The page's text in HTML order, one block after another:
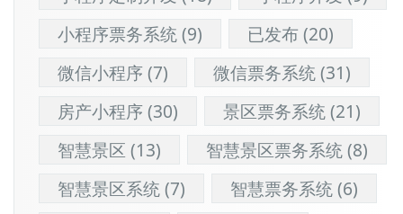
小程序票务系统(9) 已发布(20)
微信小程序(7) 微信票务系统(31)
房产小程序(30) 景区票务系统(21)
智慧景区 (13) 智慧景区票务系统(8)
智慧景区系统(7) 智慧票务系统(6)